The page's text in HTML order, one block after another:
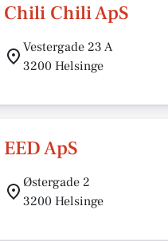
Chili Chili ApS
Vestergade 23 A
3200 Helsinge
EED ApS
Østergade 2
3200 Helsinge